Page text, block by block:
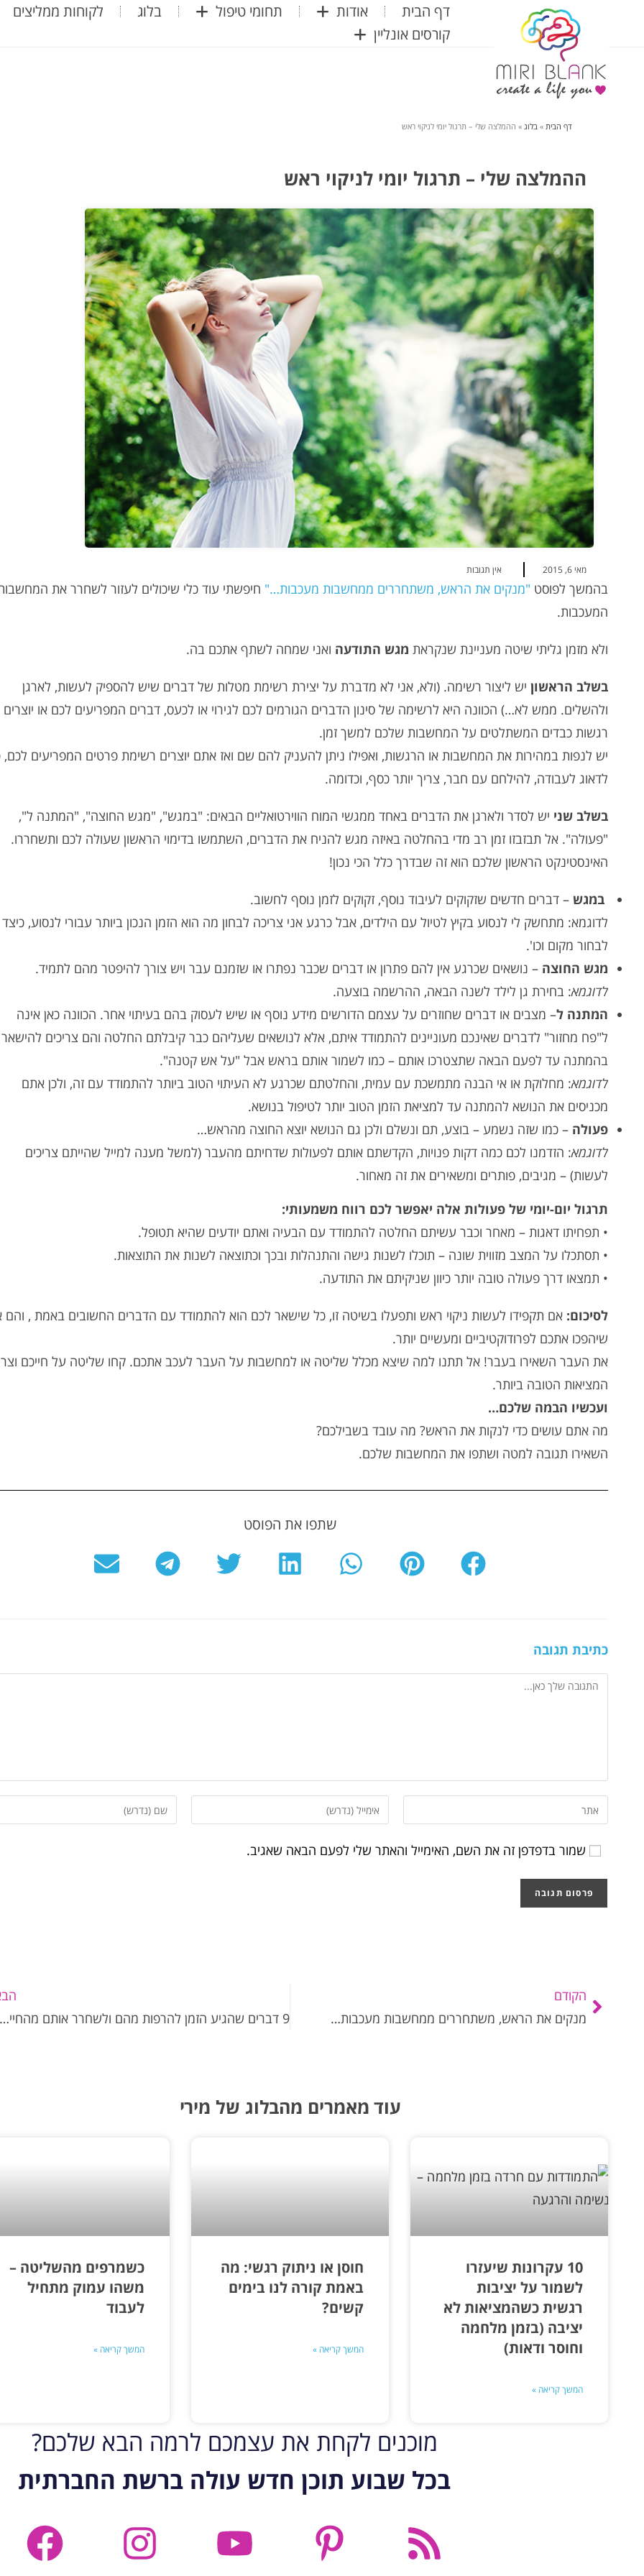
דף הבית אודות תחומי טיפול בלוג
לקוחות ממליצים
קורסים אונליין
דף הבית » בלוג » ההמלצה שלי – תרגול יומי לניקוי ראש
ההמלצה שלי – תרגול יומי לניקוי ראש
מאי 6, 2015 אין תגובות
בהמשך לפוסט "מנקים את הראש, משתחררים ממחשבות מעכבות…" חיפשתי עוד כלי שיכולים לעזור לשחרר את
המעכבות.
ולא מזמן גליתי שיטה מעניינת שנקראת מגש התודעה ואני שמחה לשתף אתכם בה.
בשלב הראשון יש ליצור רשימה. (ולא, אני לא מדברת על יצירת רשימת מטלות של דברים שיש להספיק לעשות, לארגן
ולהשלים. ממש לא…) הכוונה היא לרשימה של סינון הדברים הגורמים לכם לגירוי או לכעס, דברים המפריעים לכם או יוצרים
רגשות כבדים המשתלטים על המחשבות שלכם למשך זמן.
יש לנפות במהירות את המחשבות או הרגשות, ואפילו ניתן להעניק להם שם ואז אתם יוצרים רשימת פרטים המפריעים לכם,
לדאוג לעבודה, להילחם עם חבר, צריך יותר כסף, וכדומה.
בשלב שני יש לסדר ולארגן את הדברים באחד ממגשי המוח הווירטואליים הבאים: "במגש", "מגש החוצה", "המתנה ל",
"פעולה". אל תבזבזו זמן רב מדי בהחלטה באיזה מגש להניח את הדברים, השתמשו בדימוי הראשון שעולה לכם ותשחררו.
האינסטינקט הראשון שלכם הוא זה שבדרך כלל הכי נכון!
במגש – דברים חדשים שזקוקים לעיבוד נוסף, זקוקים לזמן נוסף לחשוב.
לדוגמא: מתחשק לי לנסוע בקיץ לטיול עם הילדים, אבל כרגע אני צריכה לבחון מה הוא הזמן הנכון ביותר עבורי לנסוע, כיצד
לבחור מקום וכו'.
מגש החוצה – נושאים שכרגע אין להם פתרון או דברים שכבר נפתרו או שזמנם עבר ויש צורך להיפטר מהם לתמיד.
לדוגמא: בחירת גן לילד לשנה הבאה, ההרשמה בוצעה.
המתנה ל– מצבים או דברים שחוזרים על עצמם הדורשים מידע נוסף או שיש לעסוק בהם בעיתוי אחר. הכוונה כאן אינה
ל"פח מחזור" לדברים שאינכם מעוניינים להתמודד איתם, אלא לנושאים שעליהם כבר קיבלתם החלטה והם צריכים להישאר
בהמתנה עד לפעם הבאה שתצטרכו אותם – כמו לשמור אותם בראש אבל "על אש קטנה".
לדוגמא: מחלוקת או אי הבנה מתמשכת עם עמית, והחלטתם שכרגע לא העיתוי הטוב ביותר להתמודד עם זה, ולכן אתם
מכניסים את הנושא להמתנה עד למציאת הזמן הטוב יותר לטיפול בנושא.
פעולה – כמו שזה נשמע – בוצע, תם ונשלם ולכן גם הנושא יוצא החוצה מהראש…
לדוגמא: הזדמנו לכם כמה דקות פנויות, הקדשתם אותם לפעולות שדחיתם מהעבר (למשל מענה למייל שהייתם צריכים
לעשות) – מגיבים, פותרים ומשאירים את זה מאחור.
תרגול יום-יומי של פעולות אלה יאפשר לכם רווח משמעותי:
• תפחיתו דאגות – מאחר וכבר עשיתם החלטה להתמודד עם הבעיה ואתם יודעים שהיא תטופל.
• תסתכלו על המצב מזווית שונה – תוכלו לשנות גישה והתנהלות ובכך וכתוצאה לשנות את התוצאות.
• תמצאו דרך פעולה טובה יותר כיוון שניקיתם את התודעה.
לסיכום: אם תקפידו לעשות ניקוי ראש ותפעלו בשיטה זו, כל שישאר לכם הוא להתמודד עם הדברים החשובים באמת , והם
שיהפכו אתכם לפרודוקטיביים ומעשיים יותר.
את העבר השאירו בעבר! אל תתנו למה שיצא מכלל שליטה או למחשבות על העבר לעכב אתכם. קחו שליטה על חייכם
המציאות הטובה ביותר.
ועכשיו הבמה שלכם…
מה אתם עושים כדי לנקות את הראש? מה עובד בשבילכם?
השאירו תגובה למטה ושתפו את המחשבות שלכם.
שתפו את הפוסט
כתיבת תגובה
שמור בדפדפן זה את השם, האימייל והאתר שלי לפעם הבאה שאגיב.
הקודם
מנקים את הראש, משתחררים ממחשבות מעכבות…
9 דברים שהגיע הזמן להרפות מהם ולשחרר אותם מהחיים – תובנות של גיל 41….
עוד מאמרים מהבלוג של מירי
10 עקרונות שיעזרו
לשמור על יציבות
רגשית כשהמציאות לא
יציבה (בזמן מלחמה
וחוסר ודאות)
המשך קריאה »
חוסן או ניתוק רגשי: מה
באמת קורה לנו בימים
קשים?
המשך קריאה »
כשמרפים מהשליטה –
משהו עמוק מתחיל
לעבוד
המשך קריאה »
מוכנים לקחת את עצמכם לרמה הבא שלכם?
בכל שבוע תוכן חדש עולה ברשת החברתית